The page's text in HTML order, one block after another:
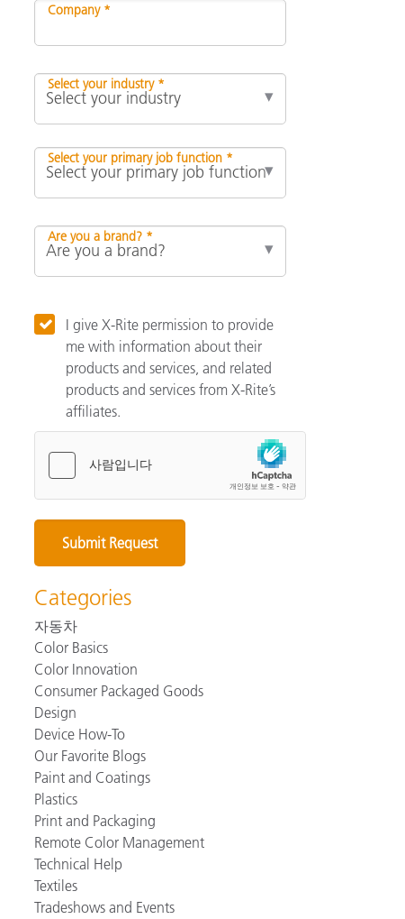
Company *
Select your industry *
Select your primary job function *
Are you a brand? *
I give X-Rite permission to provide
me with information about their
products and services, and related
products and services from X-Rite’s
affiliates.
Categories
자동차
Color Basics
Color Innovation
Consumer Packaged Goods
Design
Device How-To
Our Favorite Blogs
Paint and Coatings
Plastics
Print and Packaging
Remote Color Management
Technical Help
Textiles
Tradeshows and Events